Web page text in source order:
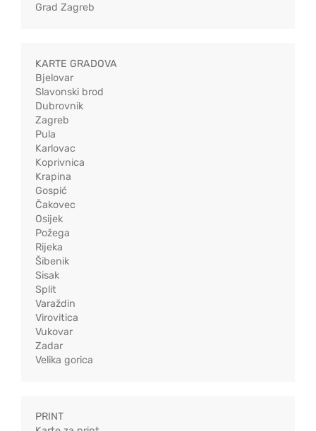
Grad Zagreb
KARTE GRADOVA
Bjelovar
Slavonski brod
Dubrovnik
Zagreb
Pula
Karlovac
Koprivnica
Krapina
Gospić
Čakovec
Osijek
Požega
Rijeka
Šibenik
Sisak
Split
Varaždin
Virovitica
Vukovar
Zadar
Velika gorica
PRINT